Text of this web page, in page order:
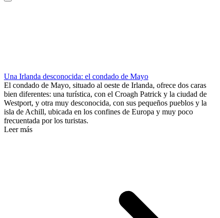
Una Irlanda desconocida: el condado de Mayo
El condado de Mayo, situado al oeste de Irlanda, ofrece dos caras
bien diferentes: una turística, con el Croagh Patrick y la ciudad de
Westport, y otra muy desconocida, con sus pequeños pueblos y la
isla de Achill, ubicada en los confines de Europa y muy poco
frecuentada por los turistas.
Leer más